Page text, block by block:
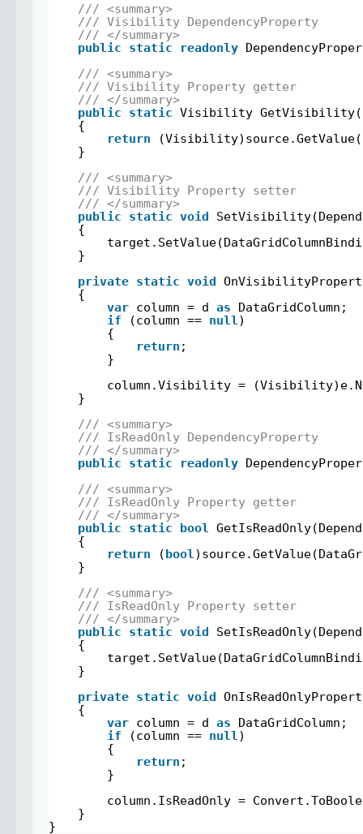
/// <summary>
/// Visibility DependencyProperty
/// </summary>
public
static readonly
/// <summary>
/// Visibility Property getter
/// </summary>
public
static Visibility
{
return
}
/// <summary>
/// Visibility Property setter
/// </summary>
public
static void
{
}
private static void
{
var column = d as
DataGridColumn;
if
(column == null )
{
return ;
}
column.Visibility =
}
/// <summary>
/// IsReadOnly DependencyProperty
/// </summary>
public
static readonly
/// <summary>
/// IsReadOnly Property getter
/// </summary>
public
static bool
{
return
(bool
}
/// <summary>
/// IsReadOnly Property setter
/// </summary>
public
static void
{
}
private static void
{
var column = d as
DataGridColumn;
if
(column == null )
{
return ;
}
column.IsReadOnly =
}
}